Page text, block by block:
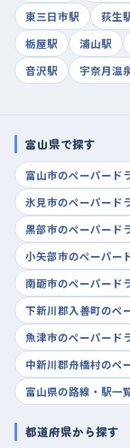
東三日市駅
荻生
栃屋駅
浦山駅
音沢駅
宇奈月温
富山県で探す
富山市のペーパード
氷見市のペーパード
黒部市のペーパード
小矢部市のペーパー
南砺市のペーパード
下新川郡入善町のペ
魚津市のペーパード
中新川郡舟橋村のペ
富山県の路線・駅一
都道府県から探す